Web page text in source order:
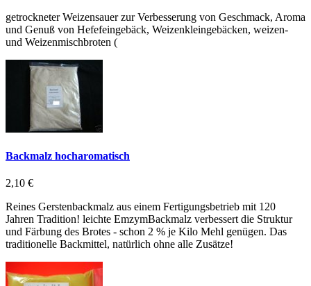
getrockneter Weizensauer zur Verbesserung von Geschmack, Aroma
und Genuß von Hefefeingebäck, Weizenkleingebäcken, weizen-
und Weizenmischbroten (
Backmalz hocharomatisch
2,10 €
Reines Gerstenbackmalz aus einem Fertigungsbetrieb mit 120
Jahren Tradition! leichte EmzymBackmalz verbessert die Struktur
und Färbung des Brotes - schon 2 % je Kilo Mehl genügen. Das
traditionelle Backmittel, natürlich ohne alle Zusätze!